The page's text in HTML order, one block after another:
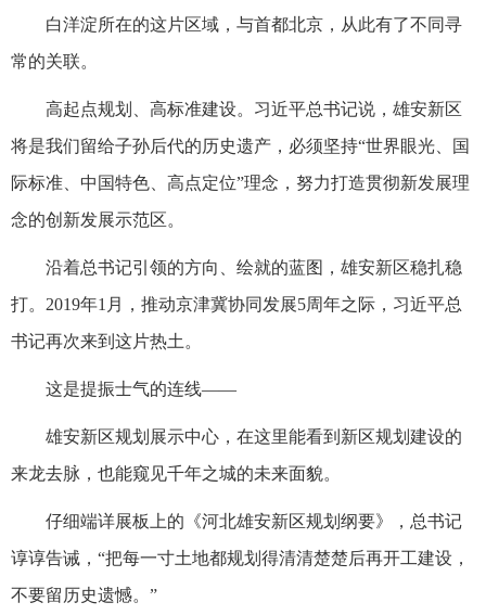
白洋淀所在的这片区域，与首都北京，从此有了不同寻
常的关联。
高起点规划、高标准建设。习近平总书记说，雄安新区
将是我们留给子孙后代的历史遗产，必须坚持“世界眼光、国
际标准、中国特色、高点定位”理念，努力打造贯彻新发展理
念的创新发展示范区。
沿着总书记引领的方向、绘就的蓝图，雄安新区稳扎稳
打。2019年1月，推动京津冀协同发展5周年之际，习近平总
书记再次来到这片热土。
这是提振士气的连线——
雄安新区规划展示中心，在这里能看到新区规划建设的
来龙去脉，也能窥见千年之城的未来面貌。
仔细端详展板上的《河北雄安新区规划纲要》，总书记
谆谆告诫，“把每一寸土地都规划得清清楚楚后再开工建设，
不要留历史遗憾。”